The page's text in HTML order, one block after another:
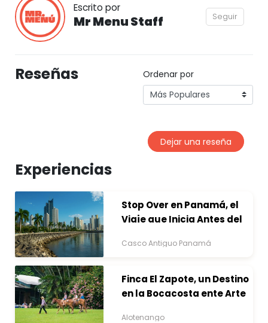
Escrito por
Mr Menu Staff Seguir
Reseñas Ordenar por
Dejar una reseña
Experiencias
Stop Over en Panamá, el
Viaje que Inicia Antes del
Casco Antiguo Panamá
Finca El Zapote, un Destino
en la Bocacosta ente Arte
Alotenango